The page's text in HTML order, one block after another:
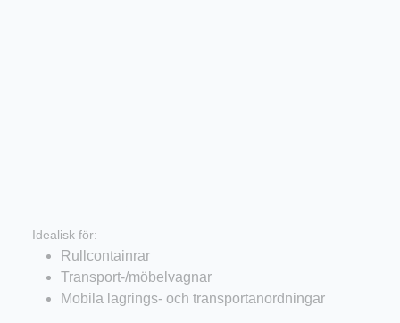
Idealisk för:
Rullcontainrar
Transport-/möbelvagnar
Mobila lagrings- och transportanordningar